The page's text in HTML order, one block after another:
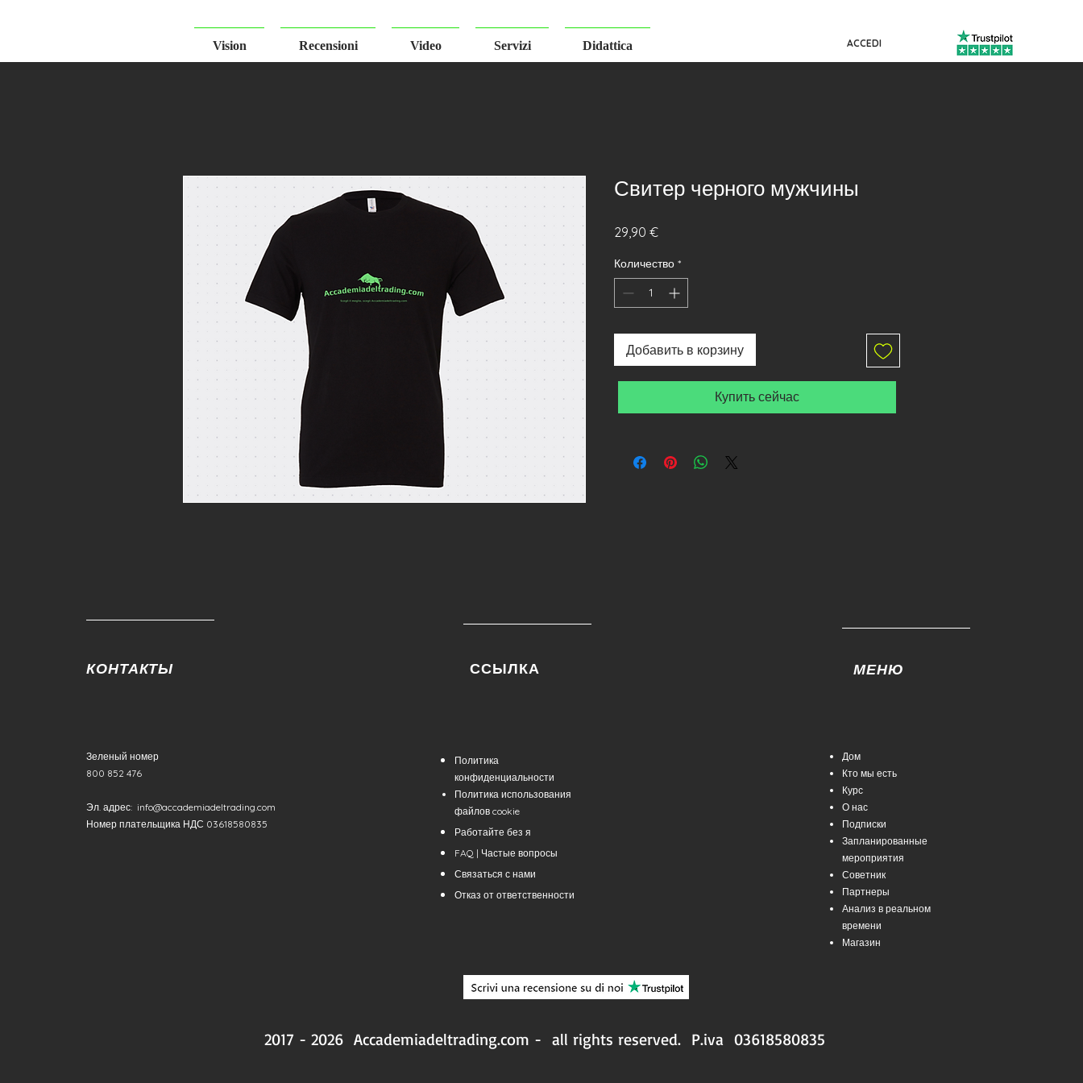
Vision Recensioni Video Servizi Didattica ACCEDI
Свитер черного мужчины
29,90 €Цена
Количество *
Добавить в корзину
Купить сейчас
КОНТАКТЫ
Зеленый номер
800 852 476
Эл. адрес: info@accademiadeltrading.com
Номер плательщика НДС 03618580835
ССЫЛКА
Политика
конфиденциальности
Политика использования
файлов cookie
Работайте без я
FAQ | Частые вопросы
Связаться с нами
Отказ от ответственности
МЕНЮ
Дом
Кто мы есть
Курс
О нас
Подписки
Запланированные
мероприятия
Советник
Партнеры
Анализ в реальном
времени
Магазин
2017 - 2026 Accademiadeltrading.com - all rights reserved. P.iva 03618580835